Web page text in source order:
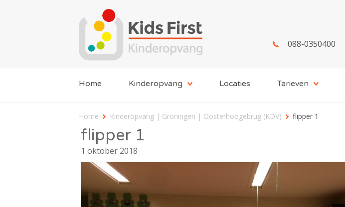
088-0350400
Home Kinderopvang Locaties Tarieven
Home Kinderopvang | Groningen | Oosterhoogebrug (KDV) flipper 1
flipper 1
1 oktober 2018